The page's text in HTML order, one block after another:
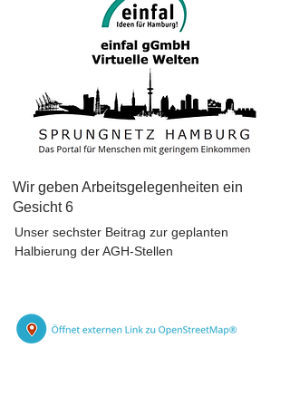
Wir geben Arbeitsgelegenheiten ein
Gesicht 6
Unser sechster Beitrag zur geplanten
Halbierung der AGH-Stellen